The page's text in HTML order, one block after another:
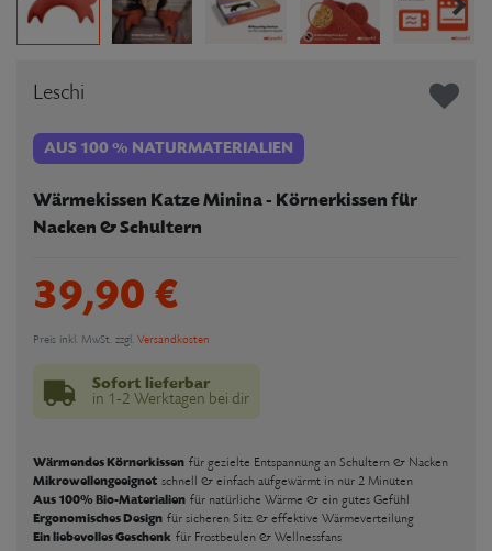
Leschi
AUS 100 % NATURMATERIALIEN
Wärmekissen Katze Minina - Körnerkissen für
Nacken & Schultern
39,90 €
Preis inkl. MwSt. zzgl. Versandkosten
Sofort lieferbar
in 1-2 Werktagen bei dir
Wärmendes Körnerkissen für gezielte Entspannung an Schultern & Nacken
Mikrowellengeeignet schnell & einfach aufgewärmt in nur 2 Minuten
Aus 100% Bio-Materialien für natürliche Wärme & ein gutes Gefühl
Ergonomisches Design für sicheren Sitz & effektive Wärmeverteilung
Ein liebevolles Geschenk für Frostbeulen & Wellnessfans